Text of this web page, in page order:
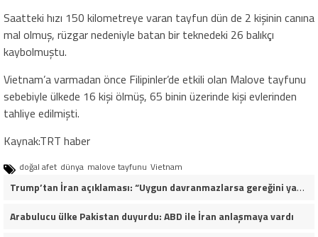
Saatteki hızı 150 kilometreye varan tayfun dün de 2 kişinin canına
mal olmuş, rüzgar nedeniyle batan bir teknedeki 26 balıkçı
kaybolmuştu.
Vietnam’a varmadan önce Filipinler’de etkili olan Malove tayfunu
sebebiyle ülkede 16 kişi ölmüş, 65 binin üzerinde kişi evlerinden
tahliye edilmişti.
Kaynak:TRT haber
doğal afet dünya malove tayfunu Vietnam
Trump’tan İran açıklaması: “Uygun davranmazlarsa gereğini yaparım”
Arabulucu ülke Pakistan duyurdu: ABD ile İran anlaşmaya vardı